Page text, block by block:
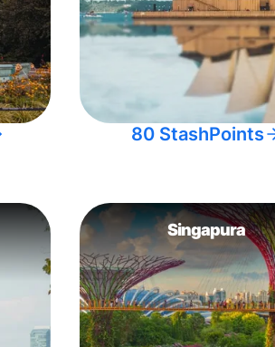
80 StashPoints
Singapura